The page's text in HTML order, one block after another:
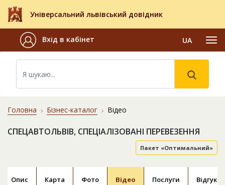
Універсальний львівський довідник
Вхід в кабінет UA
Головна Бізнес-каталог Відео
СПЕЦАВТОЛЬВІВ, СПЕЦІАЛІЗОВАНІ ПЕРЕВЕЗЕННЯ
Пакет «Оптимальний»
Опис Карта Фото Відео Послуги Відгуки